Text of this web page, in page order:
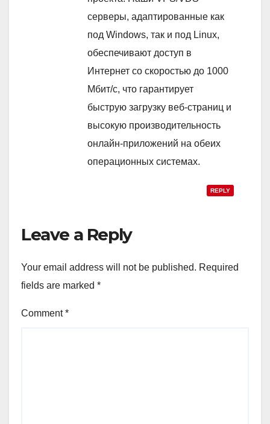
серверы, адаптированные как
под Windows, так и под Linux,
обеспечивают доступ в
Интернет со скоростью до 1000
Мбит/с, что гарантирует
быструю загрузку веб-страниц и
высокую производительность
онлайн-приложений на обеих
операционных системах.
REPLY
Leave a Reply
Your email address will not be published. Required
fields are marked *
Comment*